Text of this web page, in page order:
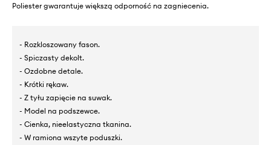
Poliester gwarantuje większą odporność na zagniecenia.
- Rozkloszowany fason.
- Spiczasty dekolt.
- Ozdobne detale.
- Krótki rękaw.
- Z tyłu zapięcie na suwak.
- Model na podszewce.
- Cienka, nieelastyczna tkanina.
- W ramiona wszyte poduszki.